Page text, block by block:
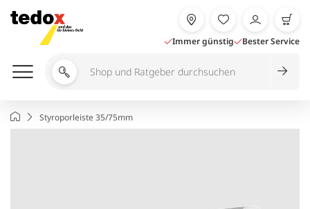
Inhalt
springen
Immer günstig Bester Service
Shop
durchsuchen
StartseiteStyroporleiste 35/75mm